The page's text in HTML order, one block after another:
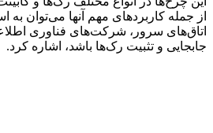
از جمله کاربردهای مهم آنها می‌توان به
اتاق‌های سرور، شرکت‌های فناوری
جابجایی و تثبیت رک‌ها باشد، اشاره کرد.